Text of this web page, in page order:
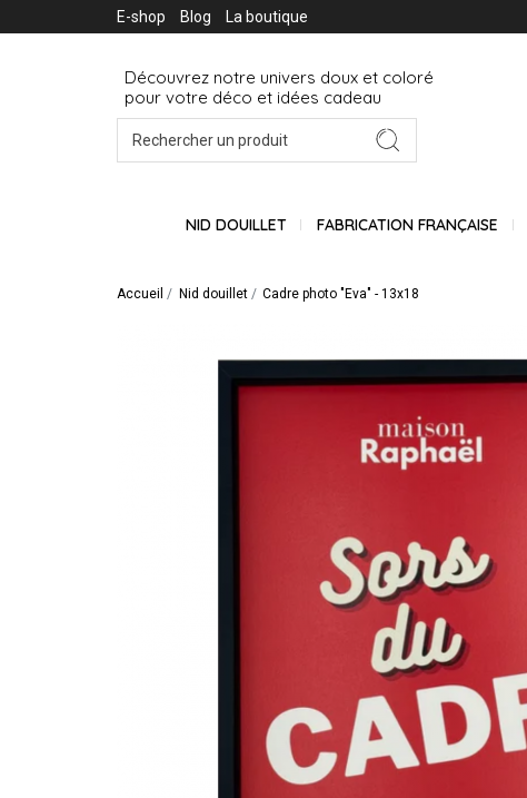
E-shop Blog La boutique
Découvrez notre univers doux et coloré
pour votre déco et idées cadeau
NID DOUILLET FABRICATION FRANÇAISE
Accueil Nid douillet Cadre photo "Eva" - 13x18